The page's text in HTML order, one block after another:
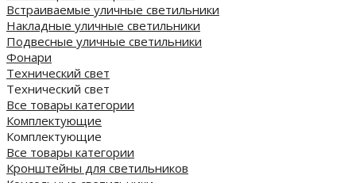
Встраиваемые уличные светильники
Накладные уличные светильники
Подвесные уличные светильники
Фонари
Технический свет
Технический свет
Все товары категории
Комплектующие
Комплектующие
Все товары категории
Кронштейны для светильников